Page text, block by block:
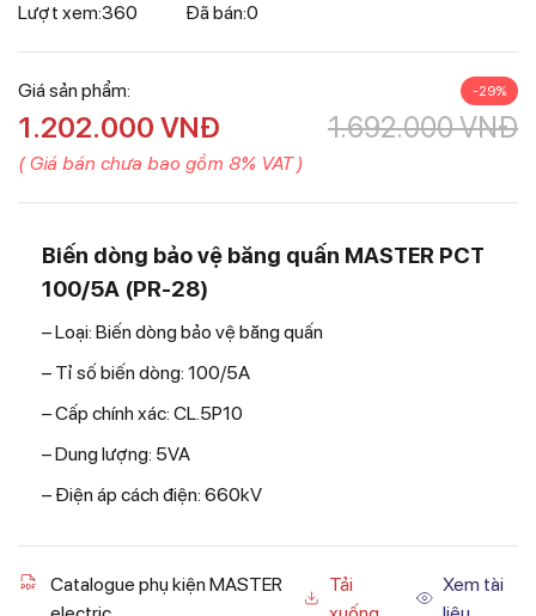
Lượt xem:360 Đã bán:0
Giá sản phẩm: -29%
1.692.000VNĐ
1.202.000 VNĐ
( Giá bán chưa bao gồm 8% VAT )
Biến dòng bảo vệ băng quấn MASTER PCT
100/5A (PR-28)
– Loại: Biến dòng bảo vệ băng quấn
– Tỉ số biến dòng: 100/5A
– Cấp chính xác: CL.5P10
– Dung lượng: 5VA
– Điện áp cách điện: 660kV
Catalogue phụ kiện MASTER
Tải
Xem tài